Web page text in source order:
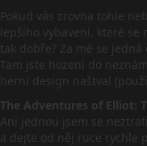
Pokud vás zrovna tohle
lepšího vybavení, které
tak dobře? Za mě se
Tam jste hozeni do
herní design naštval
The Adventures of Elliot:
Ani jednou jsem se
a dejte od něj ruce rychle